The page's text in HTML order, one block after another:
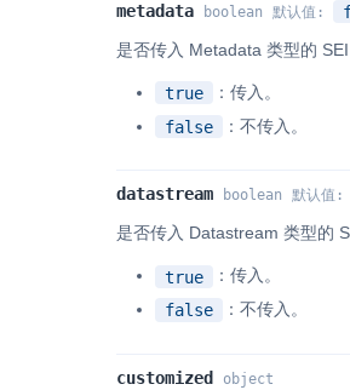
metadata boolean 默认值 :
是否传入 Metadata 类型的 SEI
true
：传入。
false
：不传入。
datastream boolean 默认值 :
是否传入 Datastream 类型的
true
：传入。
false
：不传入。
customized object